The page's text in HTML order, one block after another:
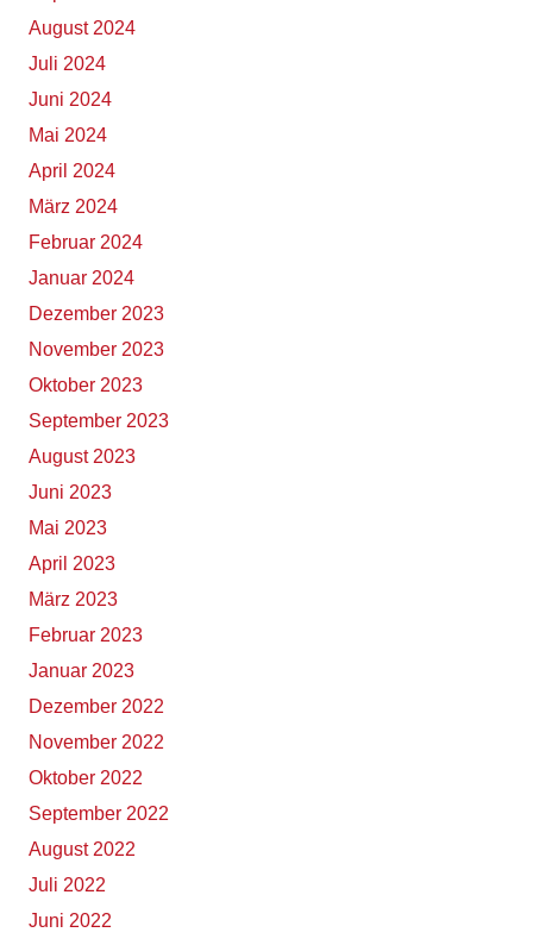
August 2024
Juli 2024
Juni 2024
Mai 2024
April 2024
März 2024
Februar 2024
Januar 2024
Dezember 2023
November 2023
Oktober 2023
September 2023
August 2023
Juni 2023
Mai 2023
April 2023
März 2023
Februar 2023
Januar 2023
Dezember 2022
November 2022
Oktober 2022
September 2022
August 2022
Juli 2022
Juni 2022